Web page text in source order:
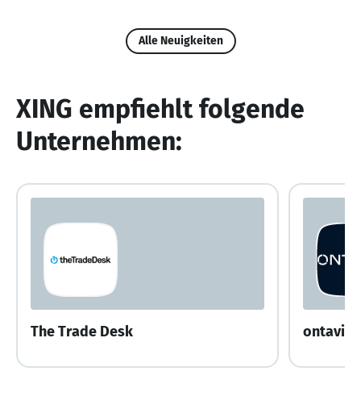
Alle Neuigkeiten
XING empfiehlt folgende
Unternehmen:
The Trade Desk ontavio